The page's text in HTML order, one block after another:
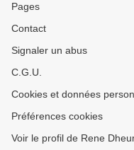
Pages
Contact
Signaler un abus
C.G.U.
Cookies et données
Préférences cookies
Voir le profil de Rene